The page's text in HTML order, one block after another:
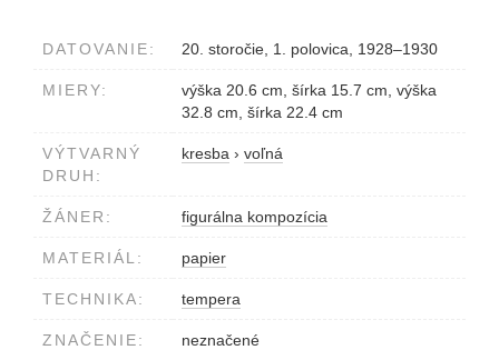
DATOVANIE: 20. storočie, 1. polovica, 1928–1930
MIERY:
výška 20.6 cm, šírka 15.7 cm, výška
32.8 cm, šírka 22.4 cm
VÝTVARNÝ
DRUH:
kresba › voľná
ŽÁNER: figurálna kompozícia
MATERIÁL: papier
TECHNIKA: tempera
ZNAČENIE: neznačené